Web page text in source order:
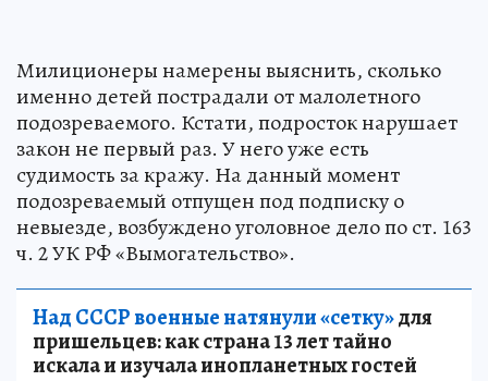
Милиционеры намерены выяснить, сколько
именно детей пострадали от малолетного
подозреваемого. Кстати, подросток нарушает
закон не первый раз. У него уже есть
судимость за кражу. На данный момент
подозреваемый отпущен под подписку о
невыезде, возбуждено уголовное дело по ст. 163
ч. 2 УК РФ «Вымогательство».
Над СССР военные натянули «сетку»для
пришельцев: как страна 13 лет тайно
искала и изучала инопланетных гостей